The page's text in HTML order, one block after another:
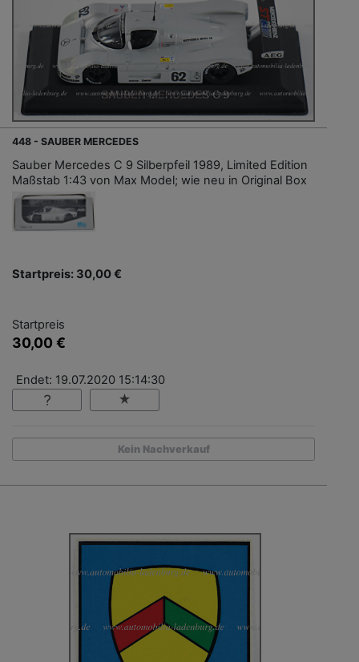
448 - SAUBER MERCEDES
Sauber Mercedes C 9 Silberpfeil 1989, Limited Edition
Maßstab 1:43 von Max Model; wie neu in Original Box
Startpreis: 30,00 €
Startpreis
30,00 €
Endet: 19.07.2020 15:14:30
Kein Nachverkauf